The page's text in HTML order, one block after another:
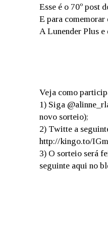
Esse é o 70º post
E para comemorar
A Lunender Plus e
Veja como
1) Siga
novo sorteio);
2) Twitte a
http://kingo.to/
3) O sorteio será
seguinte aqui no